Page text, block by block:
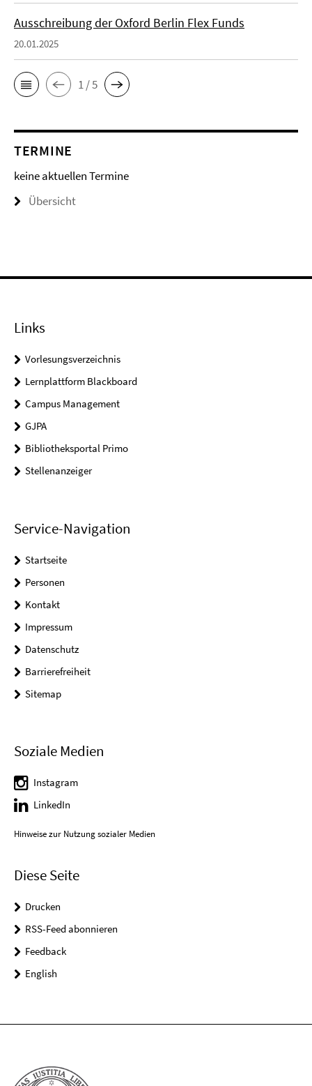
Ausschreibung der Oxford Berlin Flex Funds
20.01.2025
1 / 5
TERMINE
keine aktuellen Termine
Übersicht
Links
Vorlesungsverzeichnis
Lernplattform Blackboard
Campus Management
GJPA
Bibliotheksportal Primo
Stellenanzeiger
Service-Navigation
Startseite
Personen
Kontakt
Impressum
Datenschutz
Barrierefreiheit
Sitemap
Soziale Medien
Instagram
LinkedIn
Hinweise zur Nutzung sozialer Medien
Diese Seite
Drucken
RSS-Feed abonnieren
Feedback
English